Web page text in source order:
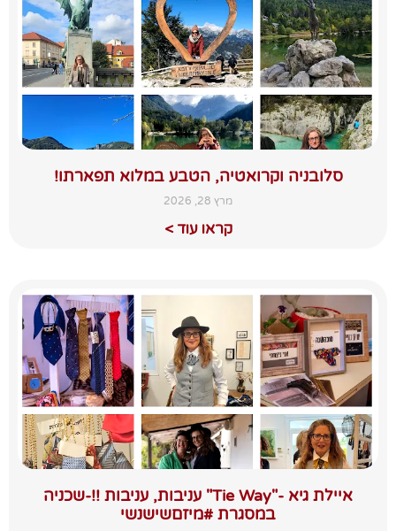
סלובניה וקרואטיה, הטבע במלוא תפארתו!
מרץ 28, 2026
קראו עוד >
איילת גיא -"Tie Way" עניבות, עניבות !!-שכניה
במסגרת #מיזםשישנשי